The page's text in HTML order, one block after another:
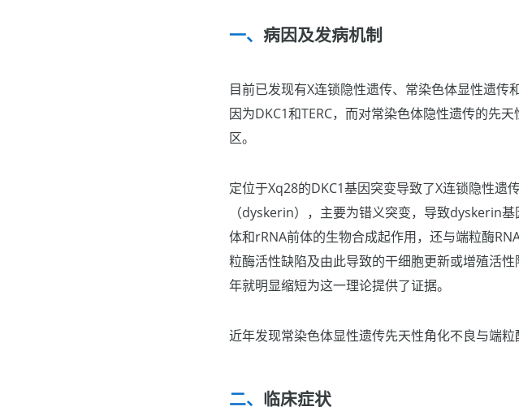
病因及发病机制
目前已发现有X连锁隐性遗传、常染色体显性遗
因为DKC1和TERC，而对常染色体隐性遗传的先
区。
定位于Xq28的DKC1基因突变导致了X连锁隐性遗
（dyskerin），主要为错义突变，导致dyskerin
体和rRNA前体的生物合成起作用，还与端粒酶
粒酶活性缺陷及由此导致的干细胞更新或增殖活
年就明显缩短为这一理论提供了证据。
近年发现常染色体显性遗传先天性角化不良与端
临床症状